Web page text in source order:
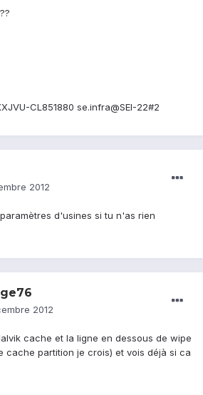
CL851880 se.infra@SEI-22#2
2012
d'usines si tu n'as rien
2012
cache et la ligne en dessous de wipe
cache partition je crois) et vois déjà si ca